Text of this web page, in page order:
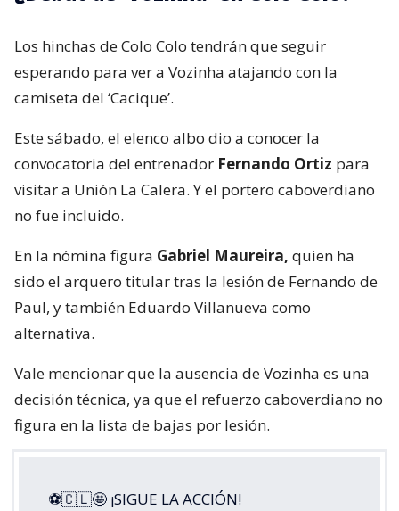
Los hinchas de Colo Colo tendrán que seguir
esperando para ver a Vozinha atajando con la
camiseta del ‘Cacique’.
Este sábado, el elenco albo dio a conocer la
convocatoria del entrenador Fernando Ortiz para
visitar a Unión La Calera. Y el portero caboverdiano
no fue incluido.
En la nómina figura Gabriel Maureira, quien ha
sido el arquero titular tras la lesión de Fernando de
Paul, y también Eduardo Villanueva como
alternativa.
Vale mencionar que la ausencia de Vozinha es una
decisión técnica, ya que el refuerzo caboverdiano no
figura en la lista de bajas por lesión.
⚽🇨🇱🤩 ¡SIGUE LA ACCIÓN!